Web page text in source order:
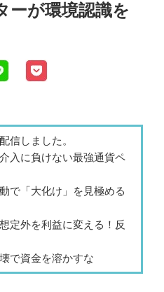
ーが環境認識を
信しました。
入に負けない最強通貨ペ
で「大化け」を見極める
定外を利益に変える！反
で資金を溶かすな